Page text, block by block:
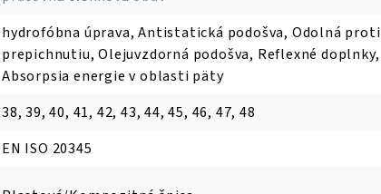
hydrofóbna úprava, Antistatická podošva, Odolná proti
prepichnutiu, Olejuvzdorná podošva, Reflexné doplnky,
Absorpsia energie v oblasti päty
38, 39, 40, 41, 42, 43, 44, 45, 46, 47, 48
EN ISO 20345